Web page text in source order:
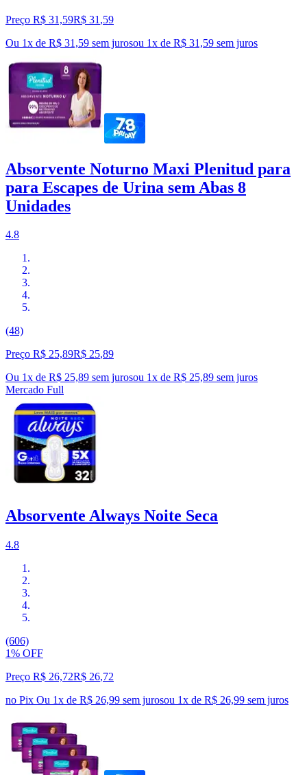
Preço R$ 31,59R$ 31 ,59
Ou 1x de R$ 31,59 sem jurosou 1x de R$ 31,59 sem juros
Absorvente Noturno Maxi Plenitud para
para Escapes de Urina sem Abas 8
Unidades
4.8
(48)
Preço R$ 25,89R$ 25,89
Ou 1x de R$ 25,89 sem jurosou 1x de R$ 25,89 sem juros
Mercado Full
Absorvente Always Noite Seca
4.8
(606)
1% OFF
Preço R$ 26,72R$ 26,72
no Pix Ou 1x de R$ 26,99 sem jurosou 1x de R$ 26,99 sem juros